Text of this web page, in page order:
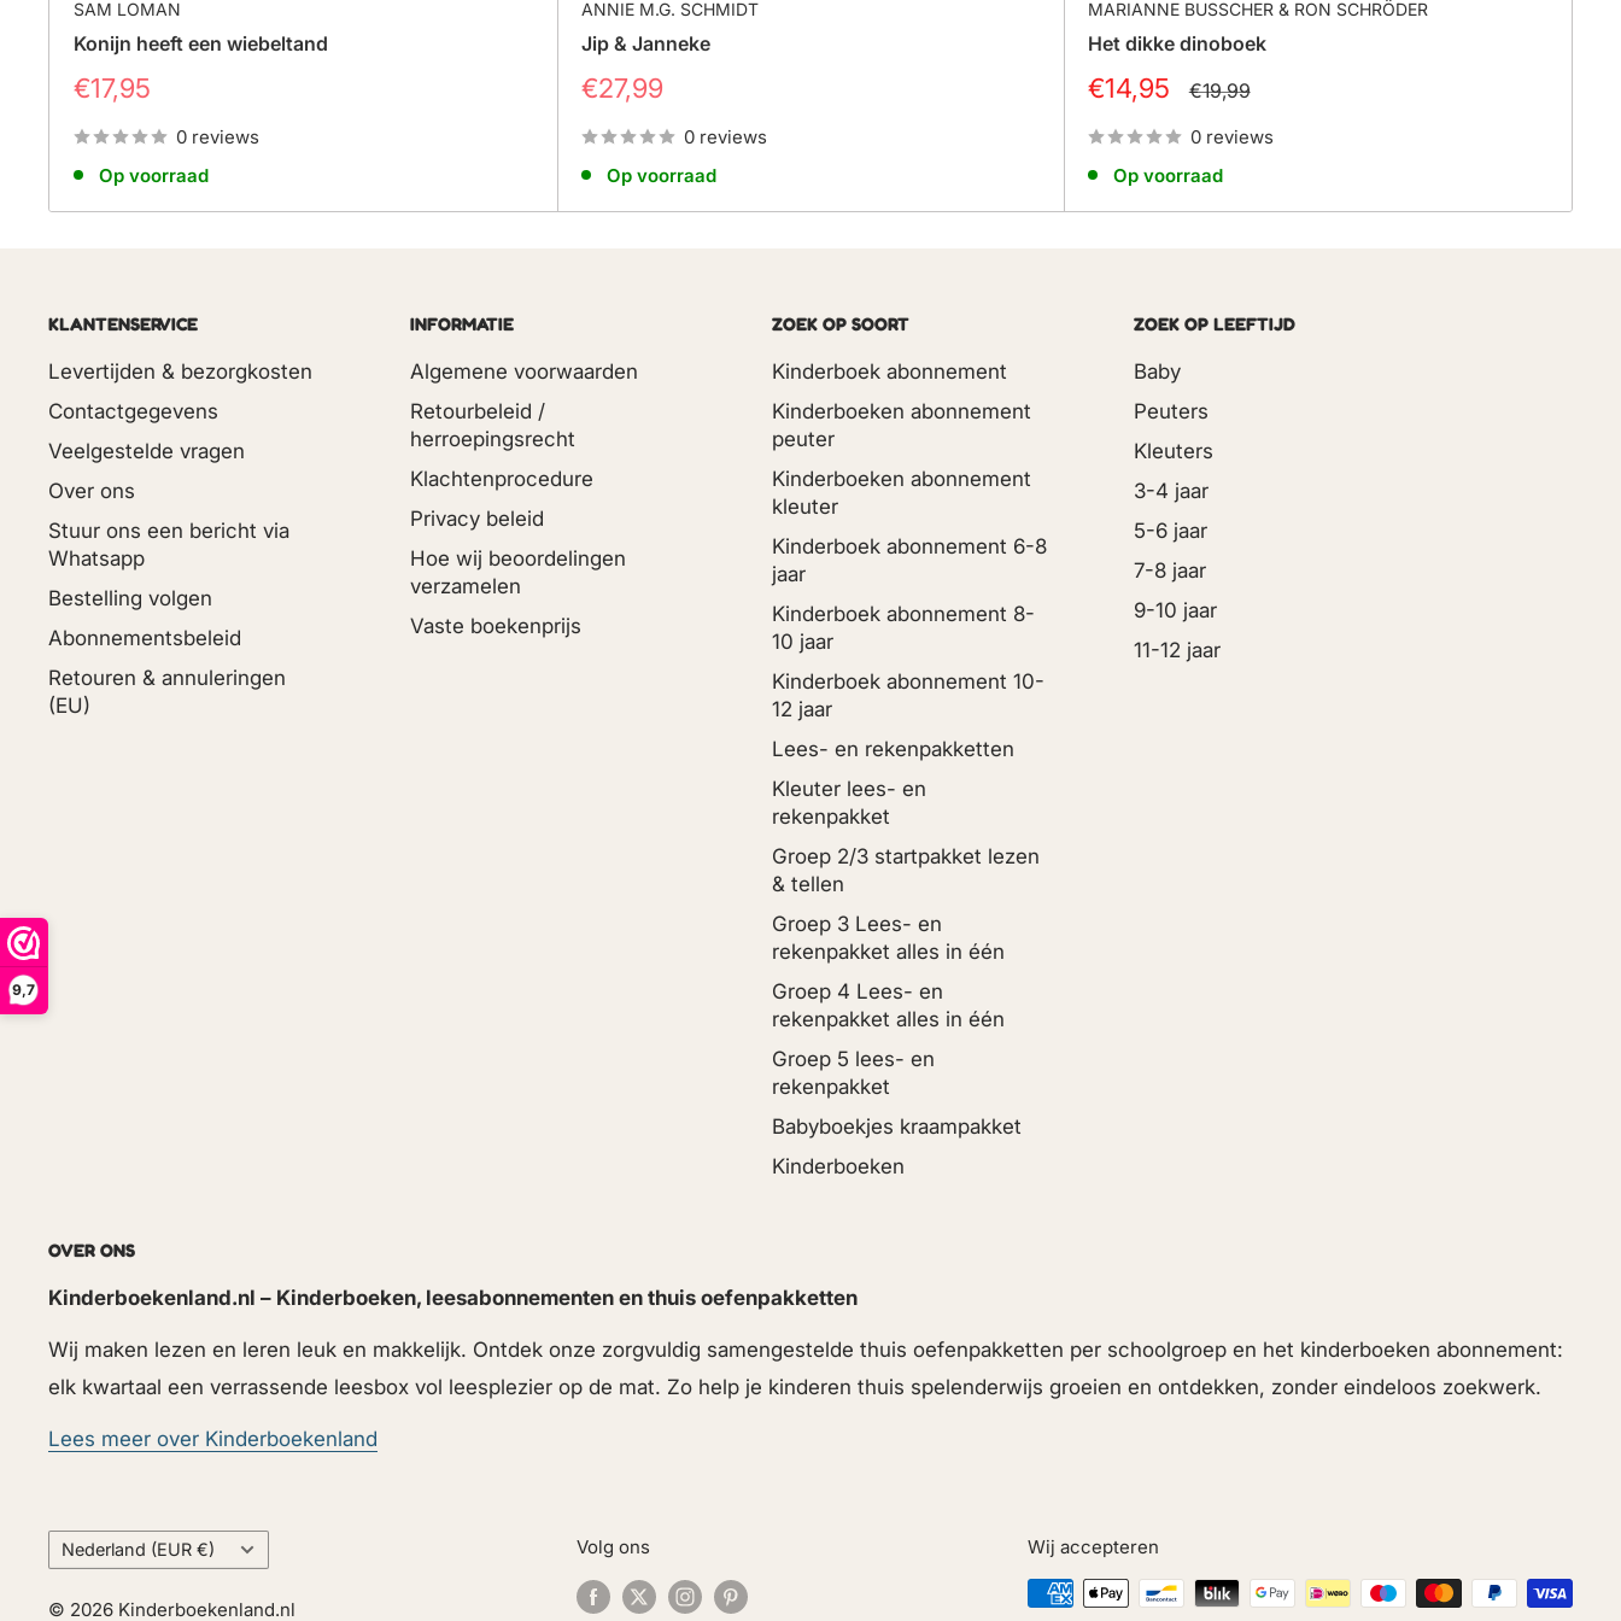
9,7
SAM LOMAN
Konijn heeft een wiebeltand
Prijs
€17,95
0 reviews
Op voorraad
ANNIE M.G. SCHMIDT
Jip & Janneke
Prijs
€27,99
0 reviews
Op voorraad
MARIANNE BUSSCHER & RON SCHRÖDER
Het dikke dinoboek
Prijs
€14,95
Normale
prijs
€19,99
0 reviews
Op voorraad
KLANTENSERVICE
Levertijden & bezorgkosten
Contactgegevens
Veelgestelde vragen
Over ons
Stuur ons een bericht via
Whatsapp
Bestelling volgen
Abonnementsbeleid
Retouren & annuleringen
(EU)
INFORMATIE
Algemene voorwaarden
Retourbeleid /
herroepingsrecht
Klachtenprocedure
Privacy beleid
Hoe wij beoordelingen
verzamelen
Vaste boekenprijs
ZOEK OP SOORT
Kinderboek abonnement
Kinderboeken abonnement
peuter
Kinderboeken abonnement
kleuter
Kinderboek abonnement 6-8
jaar
Kinderboek abonnement 8-
10 jaar
Kinderboek abonnement 10-
12 jaar
Lees- en rekenpakketten
Kleuter lees- en
rekenpakket
Groep 2/3 startpakket lezen
& tellen
Groep 3 Lees- en
rekenpakket alles in één
Groep 4 Lees- en
rekenpakket alles in één
Groep 5 lees- en
rekenpakket
Babyboekjes kraampakket
Kinderboeken
ZOEK OP LEEFTIJD
Baby
Peuters
Kleuters
3-4 jaar
5-6 jaar
7-8 jaar
9-10 jaar
11-12 jaar
OVER ONS
Kinderboekenland.nl – Kinderboeken, leesabonnementen en thuis oefenpakketten
Wij maken lezen en leren leuk en makkelijk. Ontdek onze zorgvuldig samengestelde thuis oefenpakketten per schoolgroep en het kinderboeken abonnement:
elk kwartaal een verrassende leesbox vol leesplezier op de mat. Zo help je kinderen thuis spelenderwijs groeien en ontdekken, zonder eindeloos zoekwerk.
Lees meer over Kinderboekenland
Land
Nederland (EUR €)
© 2026 Kinderboekenland.nl
Volg ons Wij accepteren